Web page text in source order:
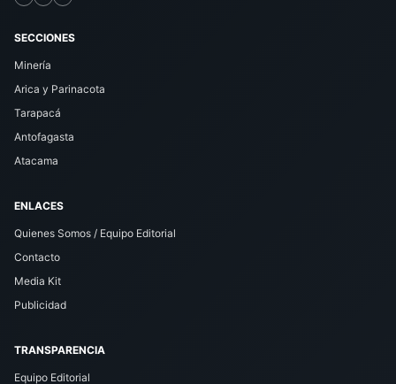
SECCIONES
Minería
Arica y Parinacota
Tarapacá
Antofagasta
Atacama
ENLACES
Quienes Somos / Equipo Editorial
Contacto
Media Kit
Publicidad
TRANSPARENCIA
Equipo Editorial